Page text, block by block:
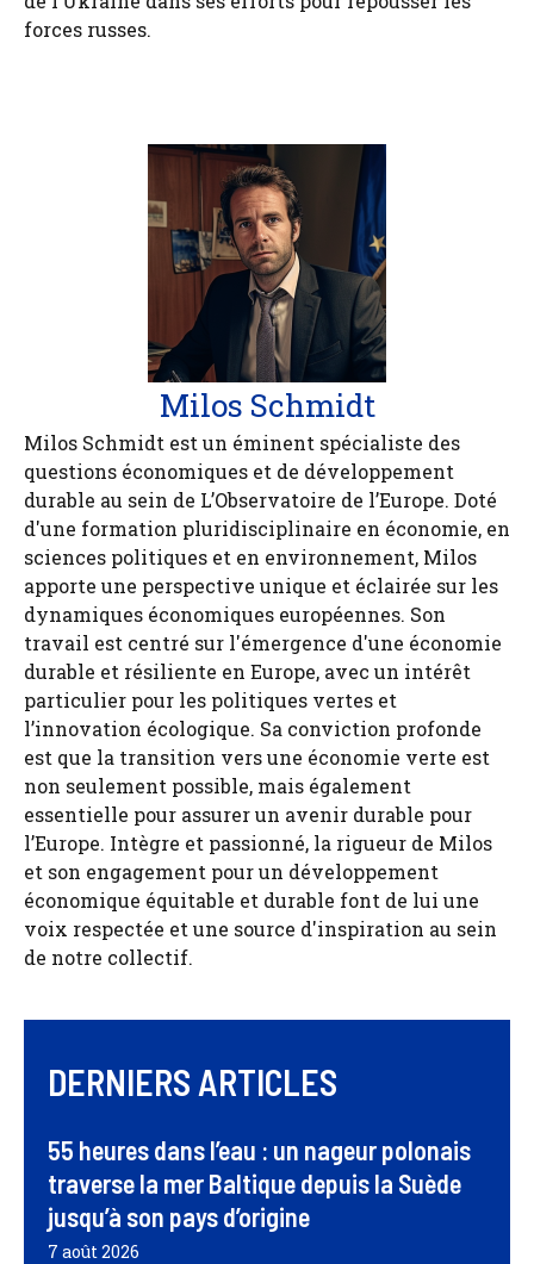
forces russes.
Milos Schmidt
Milos Schmidt est un éminent spécialiste des
questions économiques et de développement
durable au sein de L’Observatoire de l’Europe. Doté
d'une formation pluridisciplinaire en économie, en
sciences politiques et en environnement, Milos
apporte une perspective unique et éclairée sur les
dynamiques économiques européennes. Son
travail est centré sur l'émergence d'une économie
durable et résiliente en Europe, avec un intérêt
particulier pour les politiques vertes et
l’innovation écologique. Sa conviction profonde
est que la transition vers une économie verte est
non seulement possible, mais également
essentielle pour assurer un avenir durable pour
l’Europe. Intègre et passionné, la rigueur de Milos
et son engagement pour un développement
économique équitable et durable font de lui une
voix respectée et une source d'inspiration au sein
de notre collectif.
DERNIERS ARTICLES
55 heures dans l’eau : un nageur polonais
traverse la mer Baltique depuis la Suède
jusqu’à son pays d’origine
7 août 2026